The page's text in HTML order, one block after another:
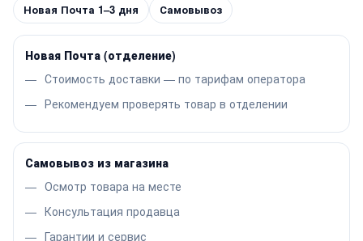
Новая Почта 1–3 дня Самовывоз
Новая Почта (отделение)
Стоимость доставки — по тарифам оператора
Рекомендуем проверять товар в отделении
Самовывоз из магазина
Осмотр товара на месте
Консультация продавца
Гарантии и сервис